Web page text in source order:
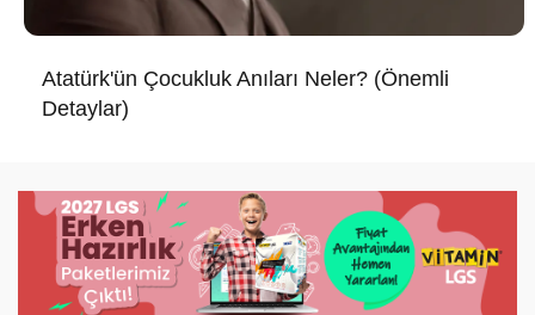
Atatürk'ün Çocukluk Anıları Neler? (Önemli
Detaylar)